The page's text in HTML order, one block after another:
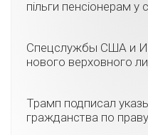
пільги пенсіонерам у
Спецслужбы США и
нового верховного
Трамп подписал
гражданства по